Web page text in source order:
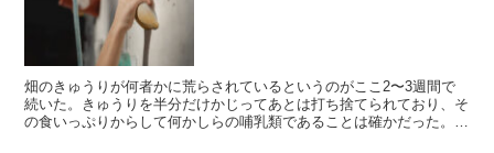
畑のきゅうりが何者かに荒らされているというのがここ2〜3週間で
続いた。きゅうりを半分だけかじってあとは打ち捨てられており、そ
の食いっぷりからして何かしらの哺乳類であることは確かだった。畑